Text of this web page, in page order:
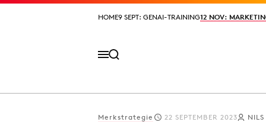
HOME9 SEPT: GENAI-TRAINING12 NOV:
HOME9 SEPT: GENAI-TRAINING12 NOV:
Merkstrategie 22 SEPTEMBER 2023